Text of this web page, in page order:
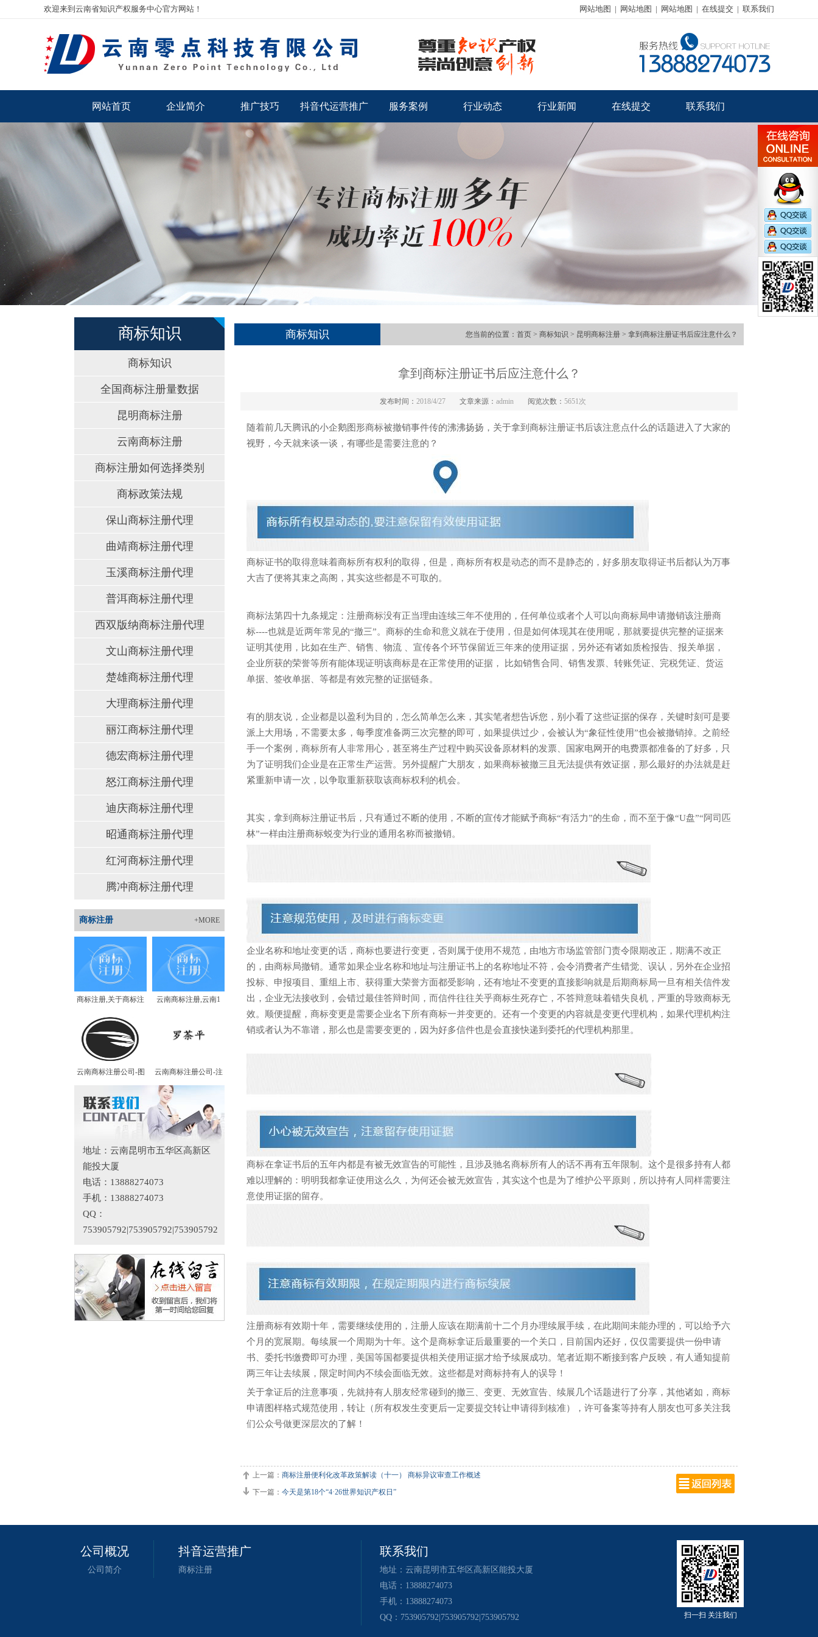
网站地图 | 网站地图 | 网站地图 | 在线提交 | 联系我们
欢迎来到云南省知识产权服务中心官方网站！
网站首页 企业简介 推广技巧 抖音代运营推广 服务案例 行业动态 行业新闻 在线提交 联系我们
商标知识
商标知识
全国商标注册量数据
昆明商标注册
云南商标注册
商标注册如何选择类别
商标政策法规
保山商标注册代理
曲靖商标注册代理
玉溪商标注册代理
普洱商标注册代理
西双版纳商标注册代理
文山商标注册代理
楚雄商标注册代理
大理商标注册代理
丽江商标注册代理
德宏商标注册代理
怒江商标注册代理
迪庆商标注册代理
昭通商标注册代理
红河商标注册代理
腾冲商标注册代理
+MORE
商标注册
商标注册,关于商标注 云南商标注册,云南1
云南商标注册公司-图 云南商标注册公司-注
地址：云南昆明市五华区高新区
能投大厦
电话：13888274073
手机：13888274073
QQ：
753905792|753905792|753905792
您当前的位置： 首页 > 商标知识 > 昆明商标注册 > 拿到商标注册证书后应注意什么？
商标知识
拿到商标注册证书后应注意什么？
发布时间： 2018/4/27 文章来源： admin 阅览次数： 5651次
随着前几天腾讯的小企鹅图形商标被撤销事件传的沸沸扬扬，关于拿到商标注册证书后该注意点什么的话题进入了大家的
视野，今天就来谈一谈，有哪些是需要注意的？
商标证书的取得意味着商标所有权利的取得，但是，商标所有权是动态的而不是静态的，好多朋友取得证书后都认为万事
大吉了便将其束之高阁，其实这些都是不可取的。
商标法第四十九条规定：注册商标没有正当理由连续三年不使用的，任何单位或者个人可以向商标局申请撤销该注册商
标----也就是近两年常见的“撤三”。商标的生命和意义就在于使用，但是如何体现其在使用呢，那就要提供完整的证据来
证明其使用，比如在生产、销售、物流 、宣传各个环节保留近三年来的使用证据，另外还有诸如质检报告、报关单据，
企业所获的荣誉等所有能体现证明该商标是在正常使用的证据， 比如销售合同、销售发票、转账凭证、完税凭证、货运
单据、签收单据、等都是有效完整的证据链条。
有的朋友说，企业都是以盈利为目的，怎么简单怎么来，其实笔者想告诉您，别小看了这些证据的保存，关键时刻可是要
派上大用场，不需要太多，每季度准备两三次完整的即可，如果提供过少，会被认为“象征性使用”也会被撤销掉。之前经
手一个案例，商标所有人非常用心，甚至将生产过程中购买设备原材料的发票、国家电网开的电费票都准备的了好多，只
为了证明我们企业是在正常生产运营。另外提醒广大朋友，如果商标被撤三且无法提供有效证据，那么最好的办法就是赶
紧重新申请一次，以争取重新获取该商标权利的机会。
其实，拿到商标注册证书后，只有通过不断的使用，不断的宣传才能赋予商标“有活力”的生命，而不至于像“U盘”“阿司匹
林”一样由注册商标蜕变为行业的通用名称而被撤销。
企业名称和地址变更的话，商标也要进行变更，否则属于使用不规范，由地方市场监管部门责令限期改正，期满不改正
的，由商标局撤销。通常如果企业名称和地址与注册证书上的名称地址不符，会令消费者产生错觉、误认，另外在企业招
投标、申报项目、重组上市、获得重大荣誉方面都受影响，还有地址不变更的直接影响就是后期商标局一旦有相关信件发
出，企业无法接收到，会错过最佳答辩时间，而信件往往关乎商标生死存亡，不答辩意味着错失良机，严重的导致商标无
效。顺便提醒，商标变更是需要企业名下所有商标一并变更的。还有一个变更的内容就是变更代理机构，如果代理机构注
销或者认为不靠谱，那么也是需要变更的，因为好多信件也是会直接快递到委托的代理机构那里。
商标在拿证书后的五年内都是有被无效宣告的可能性，且涉及驰名商标所有人的话不再有五年限制。这个是很多持有人都
难以理解的：明明我都拿证使用这么久，为何还会被无效宣告，其实这个也是为了维护公平原则，所以持有人同样需要注
意使用证据的留存。
注册商标有效期十年，需要继续使用的，注册人应该在期满前十二个月办理续展手续，在此期间未能办理的，可以给予六
个月的宽展期。每续展一个周期为十年。这个是商标拿证后最重要的一个关口，目前国内还好，仅仅需要提供一份申请
书、委托书缴费即可办理，美国等国都要提供相关使用证据才给予续展成功。笔者近期不断接到客户反映，有人通知提前
两三年让去续展，限定时间内不续会面临无效。这些都是对商标持有人的误导！
关于拿证后的注意事项，先就持有人朋友经常碰到的撤三、变更、无效宣告、续展几个话题进行了分享，其他诸如，商标
申请图样格式规范使用，转让（所有权发生变更后一定要提交转让申请得到核准），许可备案等持有人朋友也可多关注我
们公众号做更深层次的了解！
上一篇： 商标注册便利化改革政策解读（十一） 商标异议审查工作概述
下一篇： 今天是第18个“4·26世界知识产权日”
公司概况
公司简介
抖音运营推广
商标注册
联系我们
地址：云南昆明市五华区高新区能投大厦
电话：13888274073
手机：13888274073
QQ：753905792|753905792|753905792
扫一扫 关注我们